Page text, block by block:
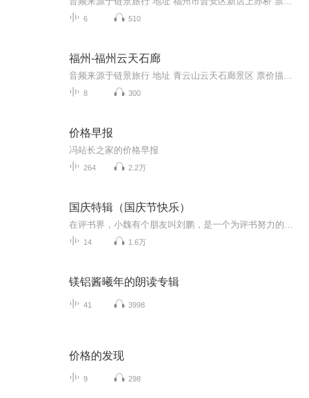
6 510
福州-福州云天石廊
8 300
价格早报
冯站长之家的价格早报
264 2.2万
国庆特辑（国庆节快乐）
14 1.6万
镁铝酱曦年的朗读专辑
41 3998
价格的发现
9 298